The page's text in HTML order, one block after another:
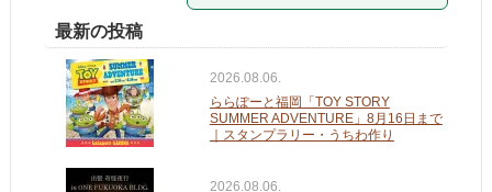
最新の投稿
2026.08.06.
ららぽーと福岡「TOY STORY
SUMMER ADVENTURE」8月16日まで
｜スタンプラリー・うちわ作り
2026.08.06.